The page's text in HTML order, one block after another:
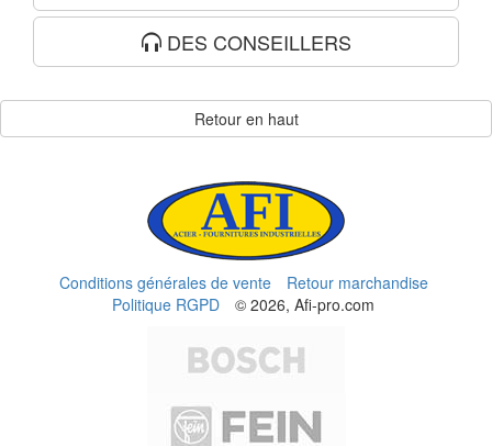
DES CONSEILLERS
Retour en haut
Conditions générales de vente
Retour marchandise
Politique RGPD
© 2026, Afi-pro.com